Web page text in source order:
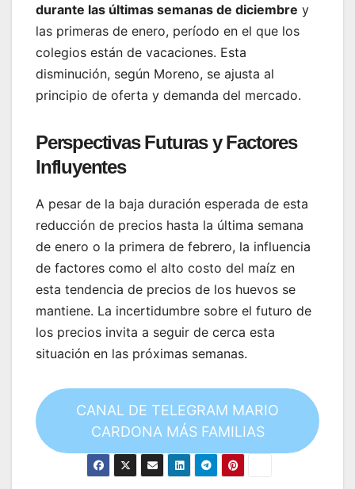
durante las últimas semanas de diciembre y
las primeras de enero, período en el que los
colegios están de vacaciones. Esta
disminución, según Moreno, se ajusta al
principio de oferta y demanda del mercado.
Perspectivas Futuras y Factores
Influyentes
A pesar de la baja duración esperada de esta
reducción de precios hasta la última semana
de enero o la primera de febrero, la influencia
de factores como el alto costo del maíz en
esta tendencia de precios de los huevos se
mantiene. La incertidumbre sobre el futuro de
los precios invita a seguir de cerca esta
situación en las próximas semanas.
CANAL DE TELEGRAM MARIO
CARDONA MÁS FAMILIAS